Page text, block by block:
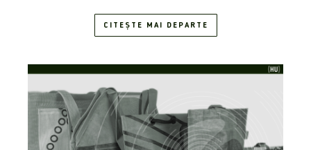
CITEȘTE MAI DEPARTE